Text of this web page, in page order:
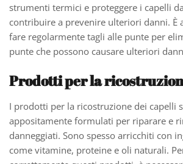
strumenti termici e proteggere i capelli
contribuire a prevenire ulteriori danni. È
fare regolarmente tagli alle punte per
punte che possono causare ulteriori
Prodotti per la
I prodotti per la ricostruzione dei capelli
appositamente formulati per riparare e
danneggiati. Sono spesso arricchiti con
come vitamine, proteine e oli naturali.